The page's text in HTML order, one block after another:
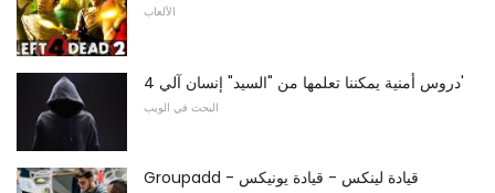
الألعاب
4 دروس أمنية يمكننا تعلمها من "السيد" إنسان آلي'
البحث في الويب
Groupadd - قيادة لينكس - قيادة يونيكس